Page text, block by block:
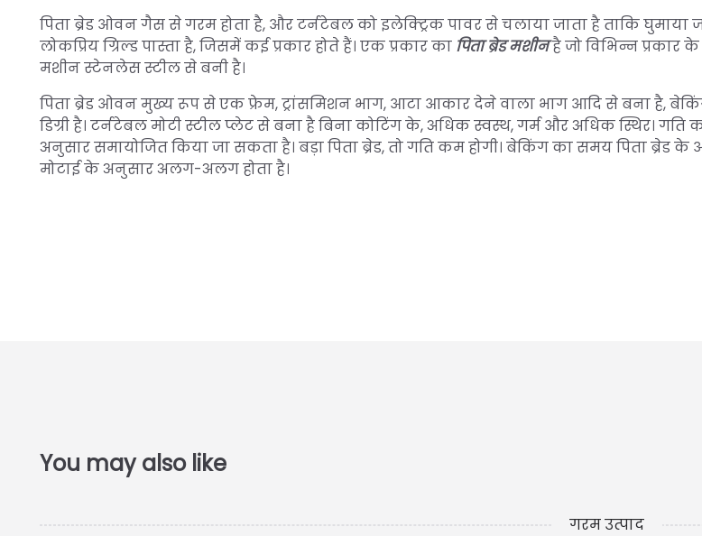
पिता ब्रेड ओवन गैस से गरम होता है, और टर्नटेबल को इलेक्ट्रिक पावर से चलाया जाता है ताकि घुमाया
लोकप्रिय ग्रिल्ड पास्ता है, जिसमें कई प्रकार होते हैं। एक प्रकार का पिता ब्रेड मशीनहै जो विभिन्न प्रकार
मशीन स्टेनलेस स्टील से बनी है।
पिता ब्रेड ओवन मुख्य रूप से एक फ्रेम, ट्रांसमिशन भाग, आटा आकार देने वाला भाग आदि से बना है,
डिग्री है। टर्नटेबल मोटी स्टील प्लेट से बना है बिना कोटिंग के, अधिक स्वस्थ, गर्म और अधिक स्थिर। गति
अनुसार समायोजित किया जा सकता है। बड़ा पिता ब्रेड, तो गति कम होगी। बेकिंग का समय पिता ब्रेड
मोटाई के अनुसार अलग-अलग होता है।
गरम उत्पाद